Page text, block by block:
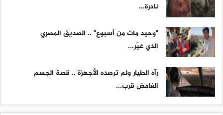
نادرة...
"وحيد مات من أسبوع" .. الصديق المصري
الذي غيّر...
رآه الطيار ولم ترصده الأجهزة .. قصة الجسم
الغامض قرب...